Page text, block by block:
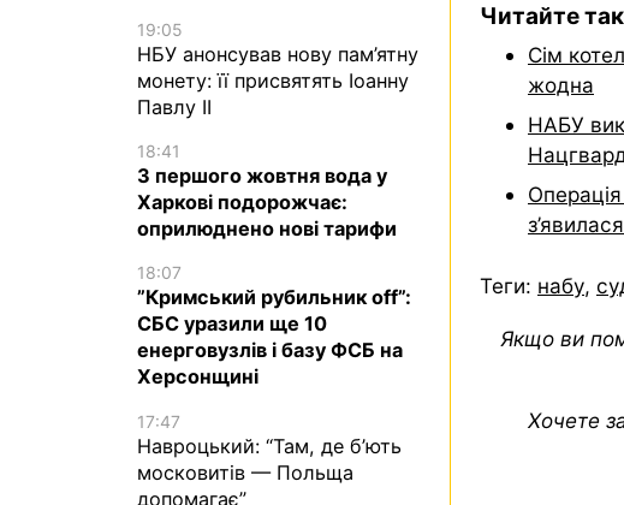
Читайте
Сім
жодна
НАБУ
Теги: набу,
Якщо ви
Хочете
19:05
НБУ анонсував нову пам’ятну
монету: її присвятять Іоанну
Павлу II
18:41
З першого жовтня вода у
Харкові подорожчає:
оприлюднено нові тарифи
18:07
”Кримський рубильник off”:
СБС уразили ще 10
енерговузлів і базу ФСБ на
Херсонщині
17:47
Навроцький: “Там, де б’ють
московитів — Польща
допомагає”